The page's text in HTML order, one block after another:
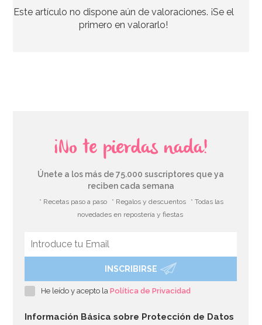
5,50€
Guirnalda Feliz Halloween
Este artículo no dispone aún de valoraciones. ¡Se el
primero en valorarlo!
¡No te pierdas nada!
Únete a los más de 75.000 suscriptores que ya
reciben cada semana
* Recetas paso a paso * Regalos y descuentos
* Todas las
novedades en repostería y fiestas
INSCRIBIRSE
He leído y acepto laPolítica de Privacidad
Información Básica sobre Protección de Datos